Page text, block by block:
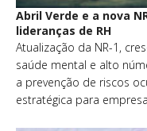
Abril Verde e a nova
lideranças de RH
Atualização da NR-1,
saúde mental e alto
a prevenção de riscos
estratégica para